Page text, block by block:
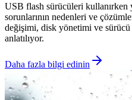
USB flash sürücüleri kullanırken
sorunlarının nedenleri ve
değişimi, disk yönetimi ve
anlatılıyor.
Daha fazla bilgi edinin